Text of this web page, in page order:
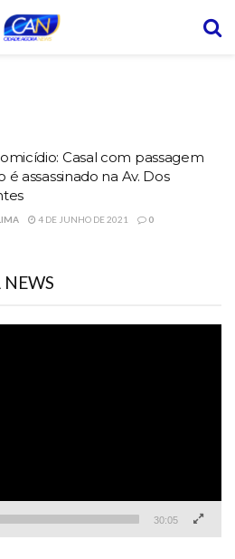
Casal com passagem
é assassinado na Av. Dos
4 DE JUNHO DE 2021 0
30:05